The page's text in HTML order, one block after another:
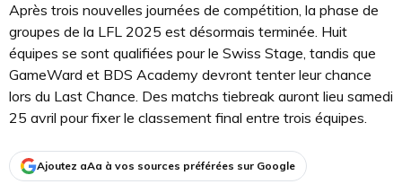
Après trois nouvelles journées de compétition, la phase de
groupes de la LFL 2025 est désormais terminée. Huit
équipes se sont qualifiées pour le Swiss Stage, tandis que
GameWard et BDS Academy devront tenter leur chance
lors du Last Chance. Des matchs tiebreak auront lieu samedi
25 avril pour fixer le classement final entre trois équipes.
Ajoutez aAa à vos sources préférées sur Google